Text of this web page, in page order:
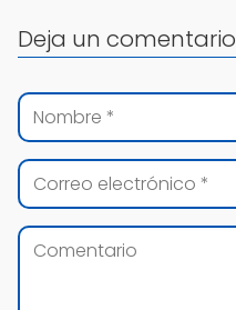
Deja un comentario